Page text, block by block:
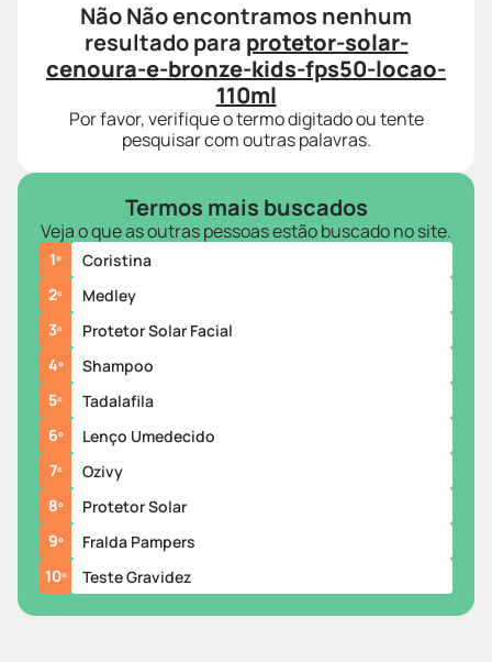
ozivy
protetor solar
teste gravidez
Não Não encontramos nenhum
resultado para protetor-solar-
cenoura-e-bronze-kids-fps50-locao-
110ml
Por favor, verifique o termo digitado ou tente
pesquisar com outras palavras.
Termos mais buscados
Veja o que as outras pessoas estão buscado no site.
1º
Coristina
2º
Medley
3º
Protetor Solar Facial
4º
Shampoo
5º
Tadalafila
6º
Lenço Umedecido
7º
Ozivy
8º
Protetor Solar
9º
Fralda Pampers
10º Teste Gravidez